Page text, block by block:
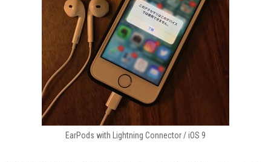
EarPods with Lightning Connector / iOS 9